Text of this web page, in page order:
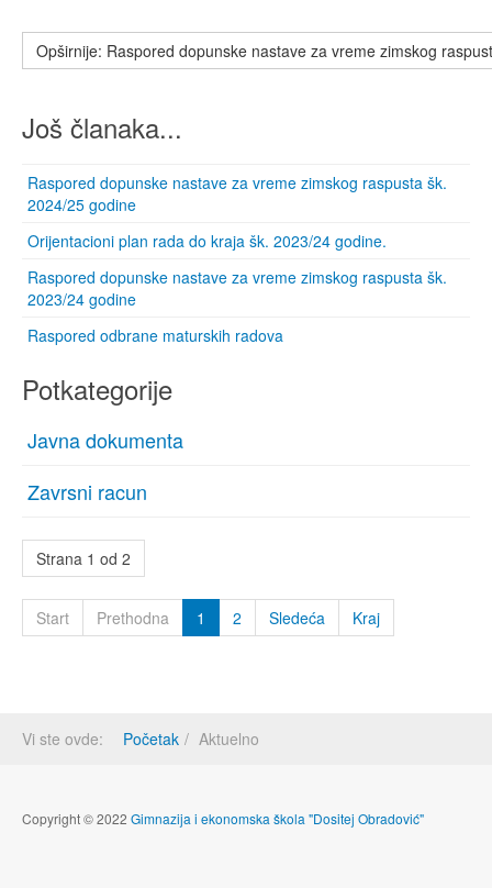
Opširnije: Raspored dopunske nastave za vreme zimskog
Još članaka...
Raspored dopunske nastave za vreme zimskog raspusta šk.
2024/25 godine
Orijentacioni plan rada do kraja šk. 2023/24 godine.
Raspored dopunske nastave za vreme zimskog raspusta šk.
2023/24 godine
Raspored odbrane maturskih radova
Potkategorije
Javna dokumenta
Zavrsni racun
Strana 1 od 2
Start Prethodna 1 2 Sledeća Kraj
Vi ste ovde: Početak Aktuelno
Copyright © 2022 Gimnazija i ekonomska škola "Dositej Obradović"